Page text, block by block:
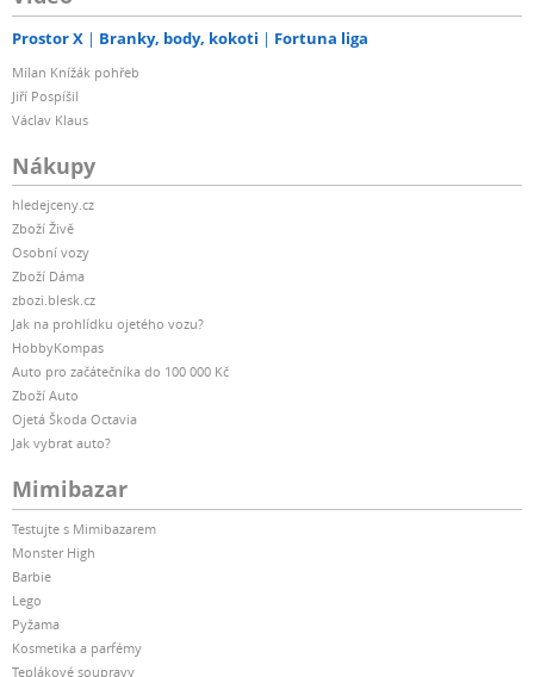
Prostor X Branky, body, kokoti Fortuna liga
Milan Knížák pohřeb
Jiří Pospíšil
Václav Klaus
Nákupy
hledejceny.cz
Zboží Živě
Osobní vozy
Zboží Dáma
zbozi.blesk.cz
Jak na prohlídku ojetého vozu?
HobbyKompas
Auto pro začátečníka do 100 000 Kč
Zboží Auto
Ojetá Škoda Octavia
Jak vybrat auto?
Mimibazar
Testujte s Mimibazarem
Monster High
Barbie
Lego
Pyžama
Kosmetika a parfémy
Teplákové soupravy